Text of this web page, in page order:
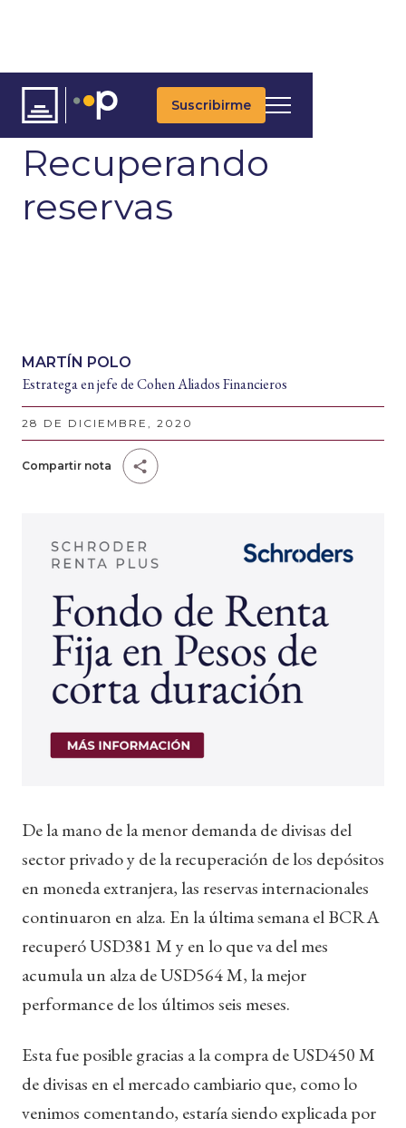
Suscribirme
ARTÍCULOS
Recuperando
reservas
MARTÍN POLO
Estratega en jefe de Cohen Aliados Financieros
28 DE DICIEMBRE, 2020
Compartir nota
De la mano de la menor demanda de divisas del
sector privado y de la recuperación de los depósitos
en moneda extranjera, las reservas internacionales
continuaron en alza. En la última semana el BCRA
recuperó USD381 M y en lo que va del mes
acumula un alza de USD564 M, la mejor
performance de los últimos seis meses.
Esta fue posible gracias a la compra de USD450 M
de divisas en el mercado cambiario que, como lo
venimos comentando, estaría siendo explicada por